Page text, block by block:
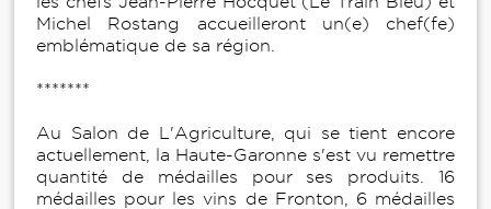
Michel Rostang accueilleront un(e) chef(fe)
emblématique de sa région.
*******
Au Salon de L'Agriculture, qui se tient encore
actuellement, la Haute-Garonne s'est vu remettre
quantité de médailles pour ses produits. 16
médailles pour les vins de Fronton, 6 médailles